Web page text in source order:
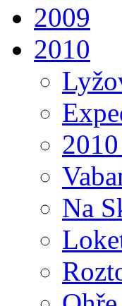
2009
2010
Na